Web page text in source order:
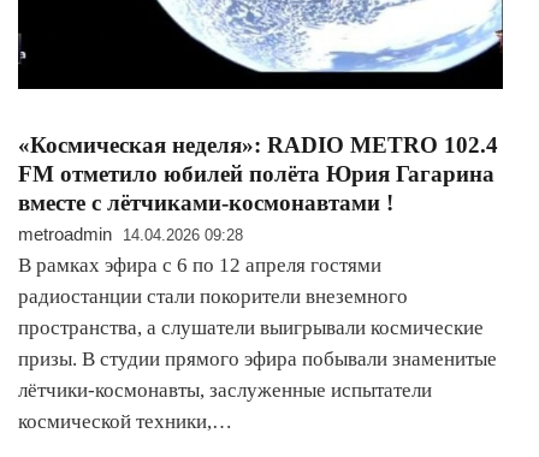
«Космическая неделя»: RADIO METRO 102.4
FM отметило юбилей полёта Юрия Гагарина
вместе с лётчиками-космонавтами !
metroadmin 14.04.2026 09:28
В рамках эфира с 6 по 12 апреля гостями
радиостанции стали покорители внеземного
пространства, а слушатели выигрывали космические
призы. В студии прямого эфира побывали знаменитые
лётчики-космонавты, заслуженные испытатели
космической техники,…